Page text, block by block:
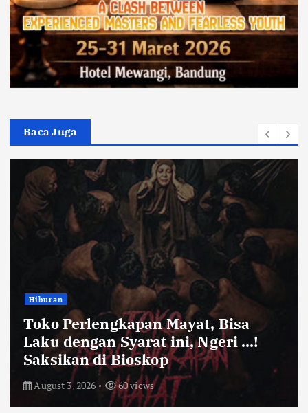
Baca Juga
Bandung Raya
Farhan Pastikan Pasokan Pangan
Kota Bandung Aman Meski Harga
Ayam dan Timun Naik
July 31, 2026 66 views